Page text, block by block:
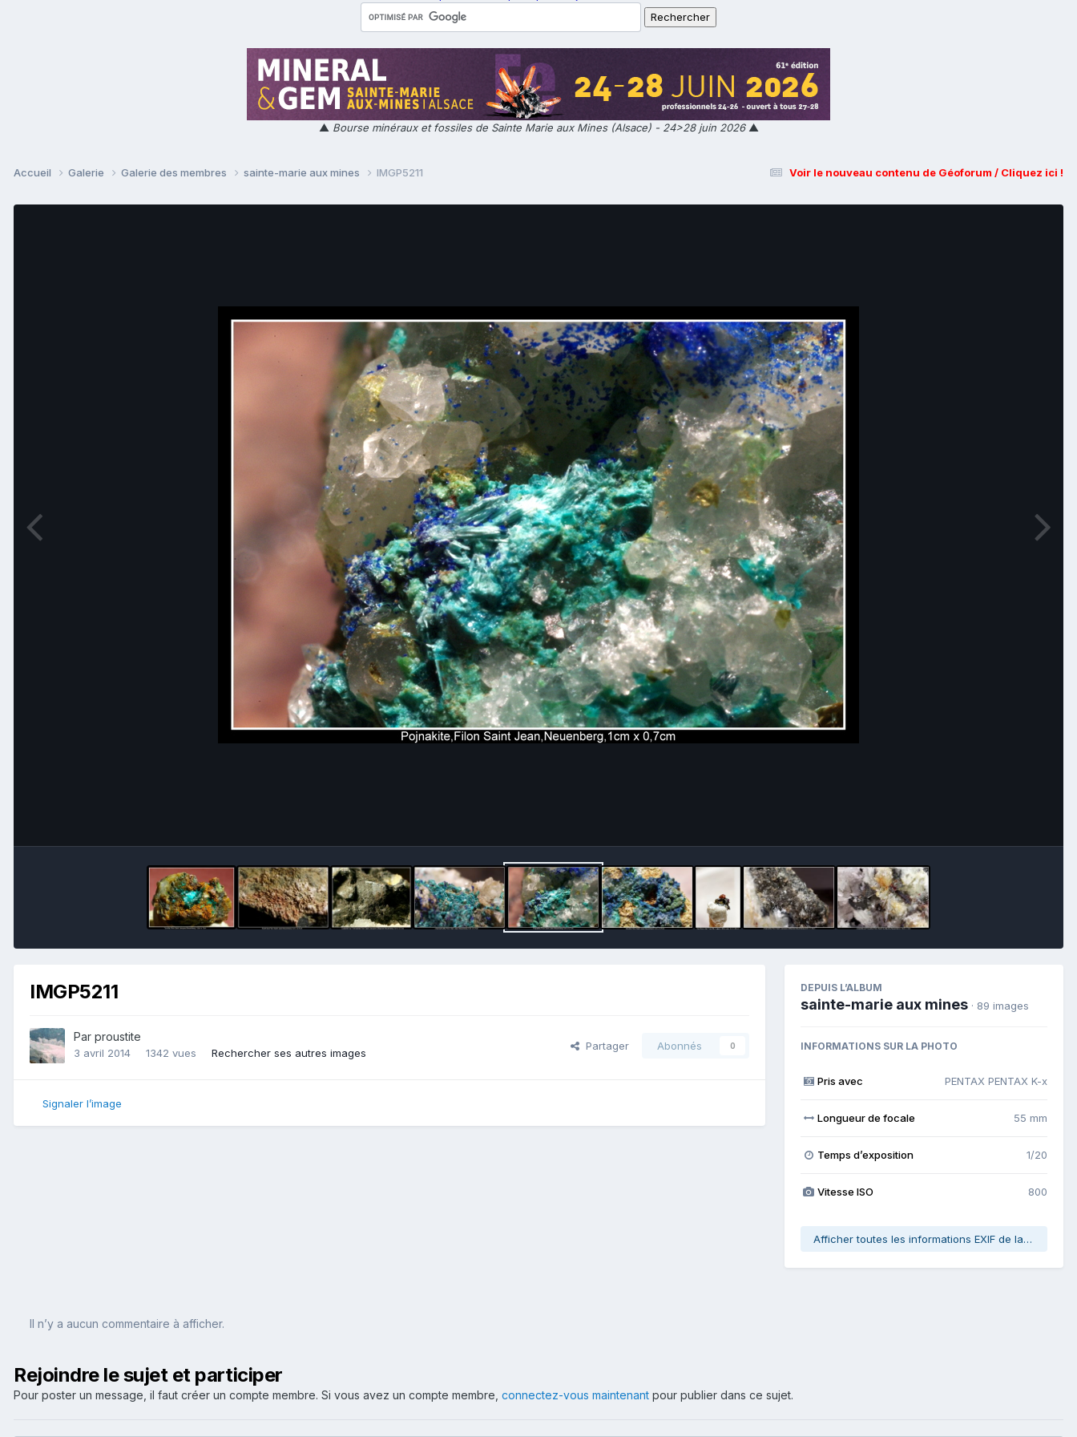
▲ Bourse minéraux et fossiles de Sainte Marie aux Mines (Alsace) - 24>28 juin 2026▲
Voir le nouveau contenu de Géoforum / Cliquez ici !
Accueil Galerie Galerie des membres sainte-marie aux mines IMGP5211
IMGP5211
Par proustite
3 avril 2014 1342 vues Rechercher ses autres images
Partager Abonnés 0
Signaler l’image
DEPUIS L’ALBUM
sainte-marie aux mines · 89 images
INFORMATIONS SUR LA PHOTO
Pris avec PENTAX PENTAX K-x
Longueur de focale 55 mm
Temps d’exposition 1/20
Vitesse ISO 800
Afficher toutes les informations EXIF de la photo
Il n’y a aucun commentaire à afficher.
Rejoindre le sujet et participer
Pour poster un message, il faut créer un compte membre. Si vous avez un compte membre, connectez-vous maintenant pour publier dans ce sujet.